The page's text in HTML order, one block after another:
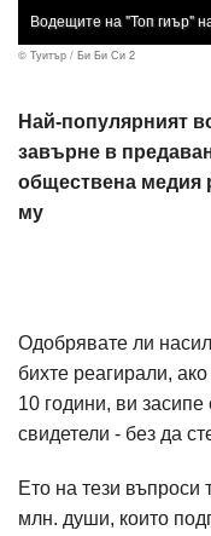
Водещите на "Топ гиър"
© Туитър / Би Би Си 2
Най-популярният
завърне в
обществена медия
му
Одобрявате ли
бихте реагирали,
10 години, ви засипе
свидетели - без да
Ето на тези въпроси
млн. души, които